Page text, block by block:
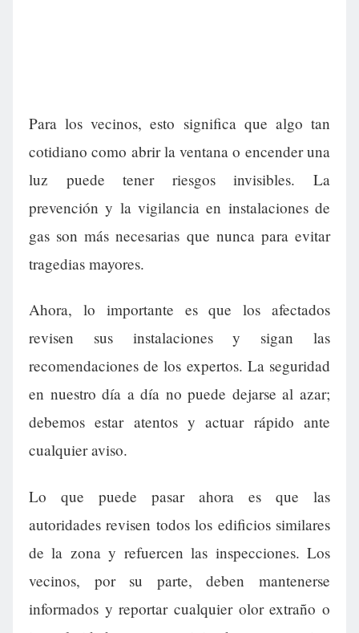
Para los vecinos, esto significa que algo tan
cotidiano como abrir la ventana o encender una
luz puede tener riesgos invisibles. La
prevención y la vigilancia en instalaciones de
gas son más necesarias que nunca para evitar
tragedias mayores.
Ahora, lo importante es que los afectados
revisen sus instalaciones y sigan las
recomendaciones de los expertos. La seguridad
en nuestro día a día no puede dejarse al azar;
debemos estar atentos y actuar rápido ante
cualquier aviso.
Lo que puede pasar ahora es que las
autoridades revisen todos los edificios similares
de la zona y refuercen las inspecciones. Los
vecinos, por su parte, deben mantenerse
informados y reportar cualquier olor extraño o